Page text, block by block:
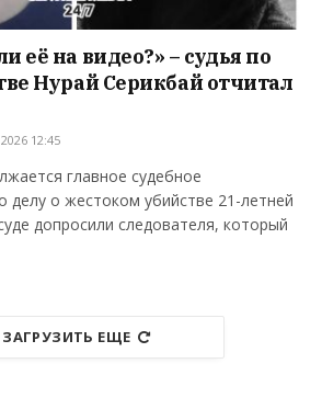
её на видео?» – судья по
Нурай Серикбай отчитал
12:45
главное судебное
делу о жестоком убийстве 21-летней
допросили следователя, который
ЗАГРУЗИТЬ ЕЩЕ